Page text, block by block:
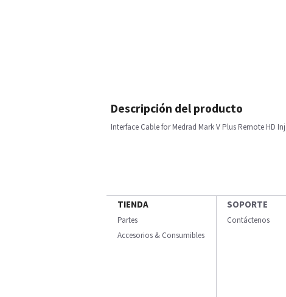
Descripción del producto
Interface Cable for Medrad Mark V Plus Remote HD
TIENDA
Partes
Accesorios & Consumibles
SOPORTE
Contáctenos